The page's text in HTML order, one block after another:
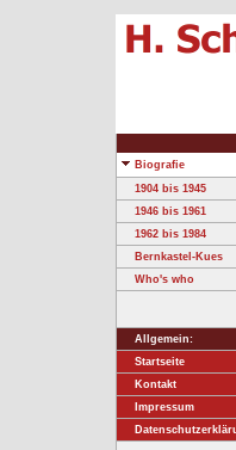
Biografie
1904 bis 1945
1946 bis 1961
1962 bis 1984
Bernkastel-Kues
Who's who
Allgemein:
Startseite
Kontakt
Impressum